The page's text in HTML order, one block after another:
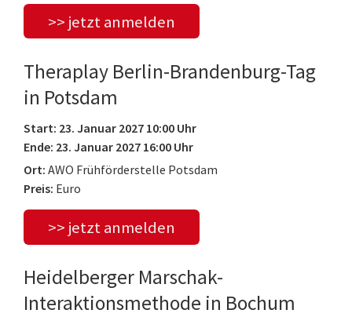
>> jetzt anmelden
Theraplay Berlin-Brandenburg-Tag
in Potsdam
Start: 23. Januar 2027 10:00 Uhr
Ende: 23. Januar 2027 16:00 Uhr
Ort: AWO Frühförderstelle Potsdam
Preis: Euro
>> jetzt anmelden
Heidelberger Marschak-
Interaktionsmethode in Bochum